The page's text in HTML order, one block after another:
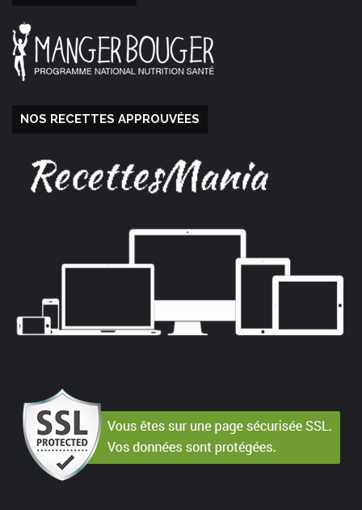
NOS RECETTES APPROUVÉES